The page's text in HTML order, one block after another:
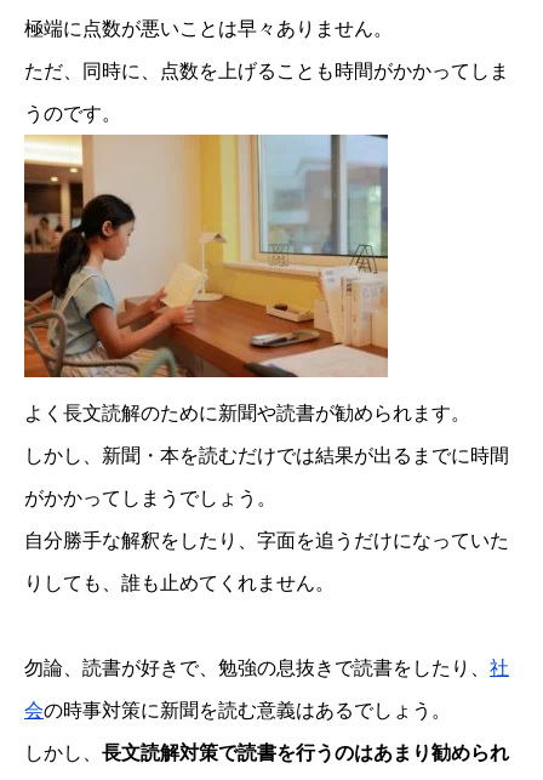
極端に点数が悪いことは早々ありません。
ただ、同時に、点数を上げることも時間がかかってしま
うのです。
よく長文読解のために新聞や読書が勧められます。
しかし、新聞・本を読むだけでは結果が出るまでに時間
がかかってしまうでしょう。
自分勝手な解釈をしたり、字面を追うだけになっていた
りしても、誰も止めてくれません。
勿論、読書が好きで、勉強の息抜きで読書をしたり、 社
会の時事対策に新聞を読む意義はあるでしょう。
しかし、 長文読解対策で読書を行うのはあまり勧められ